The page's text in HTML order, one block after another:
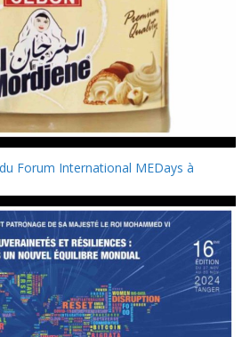
Forum International MEDays à